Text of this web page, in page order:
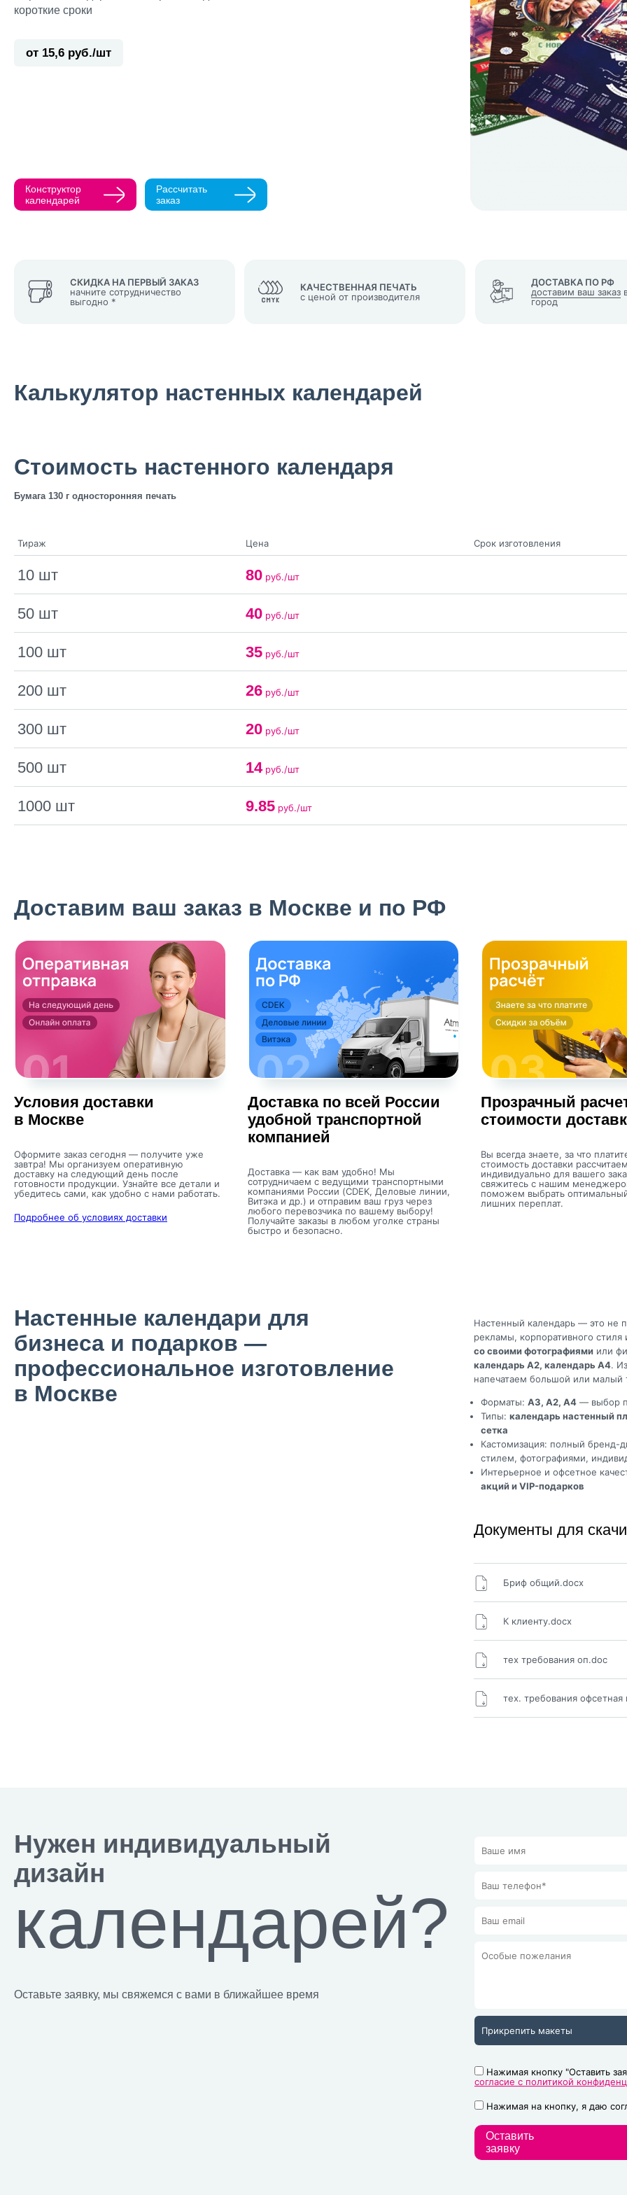
короткие сроки
от 15,6 руб./шт
Конструктор
календарей
Рассчитать
заказ
СКИДКА НА ПЕРВЫЙ ЗАКАЗ
начните сотрудничество
выгодно *
КАЧЕСТВЕННАЯ ПЕЧАТЬ
с ценой от производителя
ДОСТАВКА ПО РФ
доставим ваш заказ
город
Калькулятор настенных календарей
Стоимость настенного календаря
Бумага 130 г односторонняя печать
Тираж Цена Срок изготовления
10 шт 80 руб./шт
50 шт 40 руб./шт
100 шт 35 руб./шт
200 шт 26 руб./шт
300 шт 20 руб./шт
500 шт 14руб./шт
1000 шт 9.85 руб./шт
Доставим ваш заказ в Москве и по РФ
Условия доставки
в Москве
Оформите заказ сегодня — получите уже
завтра! Мы организуем оперативную
доставку на следующий день после
готовности продукции. Узнайте все детали и
убедитесь сами, как удобно с нами работать.
Подробнее об условиях доставки
Доставка по всей России
удобной транспортной
компанией
Доставка — как вам удобно! Мы
сотрудничаем с ведущими транспортными
компаниями России (CDEK, Деловые линии,
Витэка и др.) и отправим ваш груз через
любого перевозчика по вашему выбору!
Получайте заказы в любом уголке страны
быстро и безопасно.
Прозрачный
стоимости
Вы всегда знаете, за что
стоимость доставки рассчитаем
индивидуально для вашего
свяжитесь с нашим
поможем выбрать
лишних переплат.
Настенные календари для
бизнеса и подарков —
профессиональное изготовление
в Москве
Настенный календарь — это не
рекламы, корпоративного
со своими фотографиями или
календарь А2, календарь А4.
напечатаем большой или малый
Форматы: А3, А2, А4 — выбор
Типы: календарь настенный
сетка
Кастомизация: полный бренд-
стилем, фотографиями,
Интерьерное и офсетное
акций и VIP-подарков
Документы для
Бриф общий.docx
К клиенту.docx
тех требования оп.doc
тех. требования офсетная
Нужен индивидуальный
дизайн
календарей?
Оставьте заявку, мы свяжемся с вами в ближайшее время
Прикрепить макеты
Нажимая кнопку "Оставить
согласие с политикой
Нажимая на кнопку, я даю
Оставить
заявку
Нажимая кнопку "Оставить заявку", я даю согласие на
обработку персональных
политикой конфиденциальности